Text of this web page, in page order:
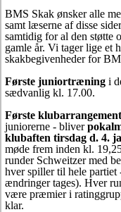
BMS Skak ønsker alle
samt læserne af disse
samtidig for al den støtte
gamle år. Vi tager lige et
skakbegivenheder for
Første juniortræning i
sædvanlig kl. 17.00.
Første klubarrangement
juniorerne - bliver
klubaften tirsdag d. 4.
møde frem inden kl.
runder Schweitzer med
hver spiller til hele partiet
ændringer tages). Hver
være præmier i
klar.